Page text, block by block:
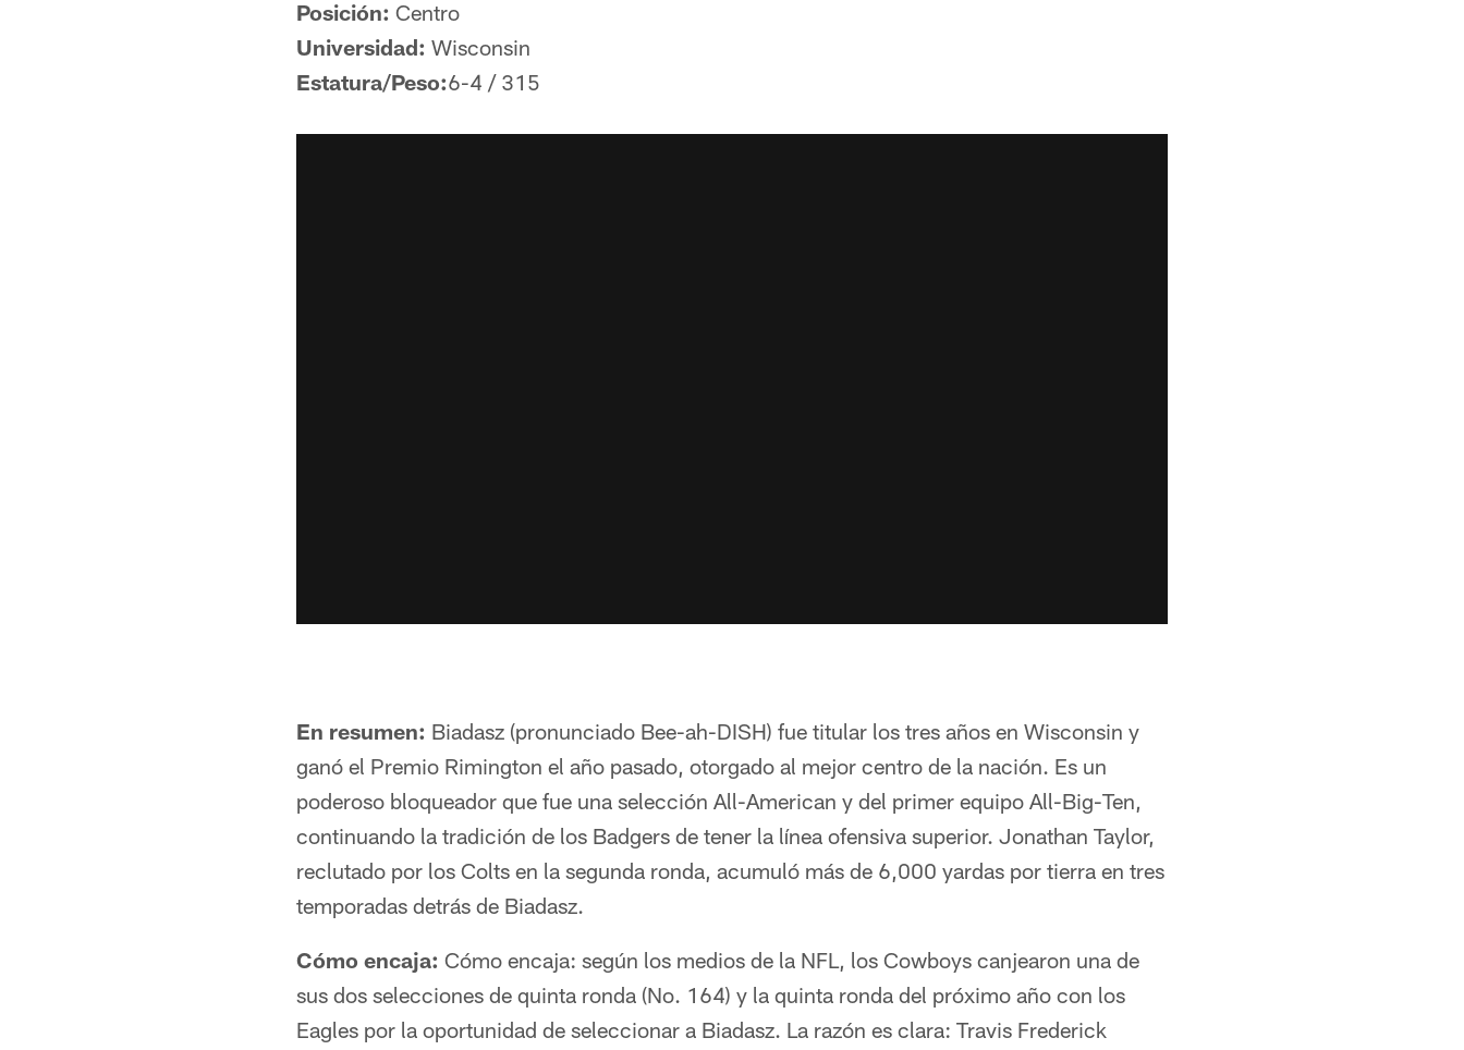
Posición: Centro
Universidad: Wisconsin
Estatura/Peso:6-4 / 315
En resumen: Biadasz (pronunciado Bee-ah-DISH) fue titular los tres años en Wisconsin y
ganó el Premio Rimington el año pasado, otorgado al mejor centro de la nación. Es un
poderoso bloqueador que fue una selección All-American y del primer equipo All-Big-Ten,
continuando la tradición de los Badgers de tener la línea ofensiva superior. Jonathan Taylor,
reclutado por los Colts en la segunda ronda, acumuló más de 6,000 yardas por tierra en tres
temporadas detrás de Biadasz.
Cómo encaja: Cómo encaja: según los medios de la NFL, los Cowboys canjearon una de
sus dos selecciones de quinta ronda (No. 164) y la quinta ronda del próximo año con los
Eagles por la oportunidad de seleccionar a Biadasz. La razón es clara: Travis Frederick